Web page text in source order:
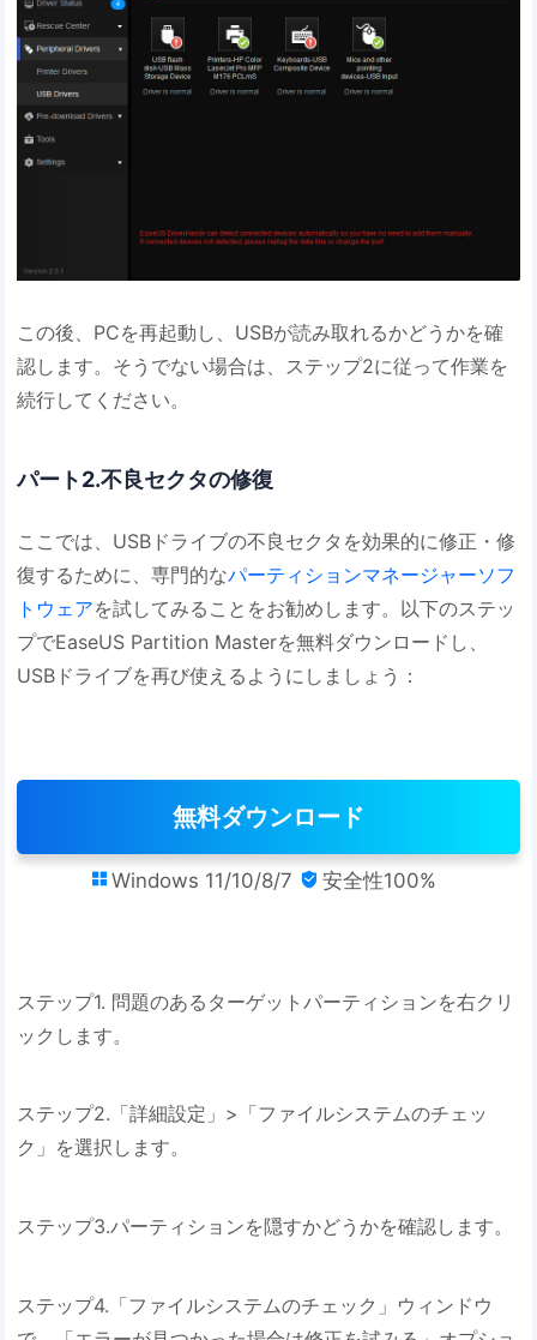
この後、PCを再起動し、USBが読み取れるかどうかを確
認します。そうでない場合は、ステップ2に従って作業を
続行してください。
パート2.不良セクタの修復
ここでは、USBドライブの不良セクタを効果的に修正・修
復するために、専門的なパーティションマネージャーソフ
トウェアを試してみることをお勧めします。以下のステッ
プでEaseUS Partition Masterを無料ダウンロードし、
USBドライブを再び使えるようにしましょう：
無料ダウンロード
 Windows 11/10/8/7  安全性100%
ステップ1. 問題のあるターゲットパーティションを右クリ
ックします。
ステップ2.「詳細設定」>「ファイルシステムのチェッ
ク」を選択します。
ステップ3.パーティションを隠すかどうかを確認します。
ステップ4.「ファイルシステムのチェック」ウィンドウ